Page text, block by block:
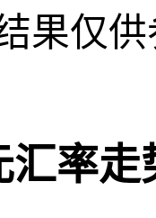
果仅
汇率走